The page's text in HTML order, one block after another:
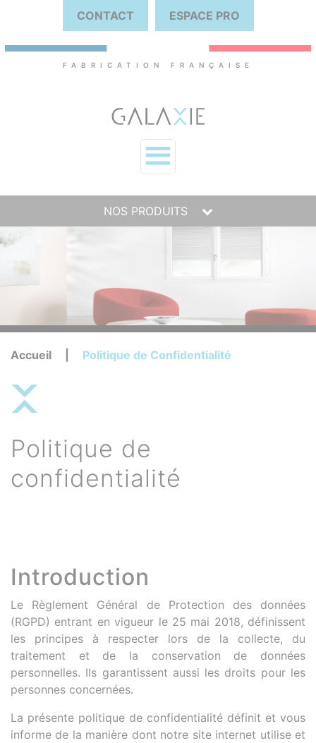
CONTACT ESPACE PRO
FABRICATION FRANÇAISE
NOS PRODUITS
Accueil Politique de Confidentialité
Politique de
confidentialité
Introduction
Le Règlement Général de Protection des données
(RGPD) entrant en vigueur le 25 mai 2018, définissent
les principes à respecter lors de la collecte, du
traitement et de la conservation de données
personnelles. Ils garantissent aussi les droits pour les
personnes concernées.
La présente politique de confidentialité définit et vous
informe de la manière dont notre site internet utilise et